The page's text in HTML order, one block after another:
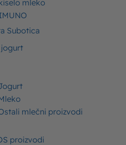
mleko
Subotica
jogurt
mlečni proizvodi
proizvodi
nagrađeni velikim
za kvalitet
Kravica“